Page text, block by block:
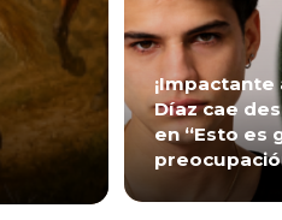
¡Impactante
Díaz cae
en “Esto es